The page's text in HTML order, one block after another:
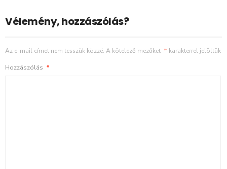
Vélemény, hozzászólás?
Az e-mail címet nem tesszük közzé. A kötelező mezőket * karakterrel jelöltük
Hozzászólás *